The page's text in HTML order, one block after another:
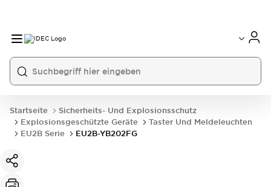
Startseite
Sicherheits- Und Explosionsschutz
Explosionsgeschützte Geräte
Taster Und Meldeleuchten
EU2B Serie
EU2B-YB202FG